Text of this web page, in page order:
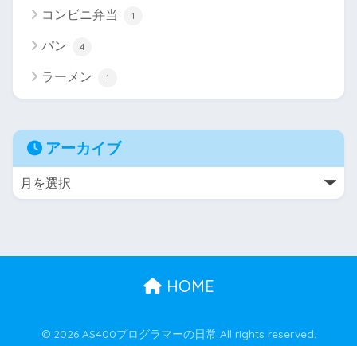
コンビニ弁当 1
パン 4
ラーメン 1
アーカイブ
HOME
© 2026 AS400プログラマーの日常 All rights reserved.